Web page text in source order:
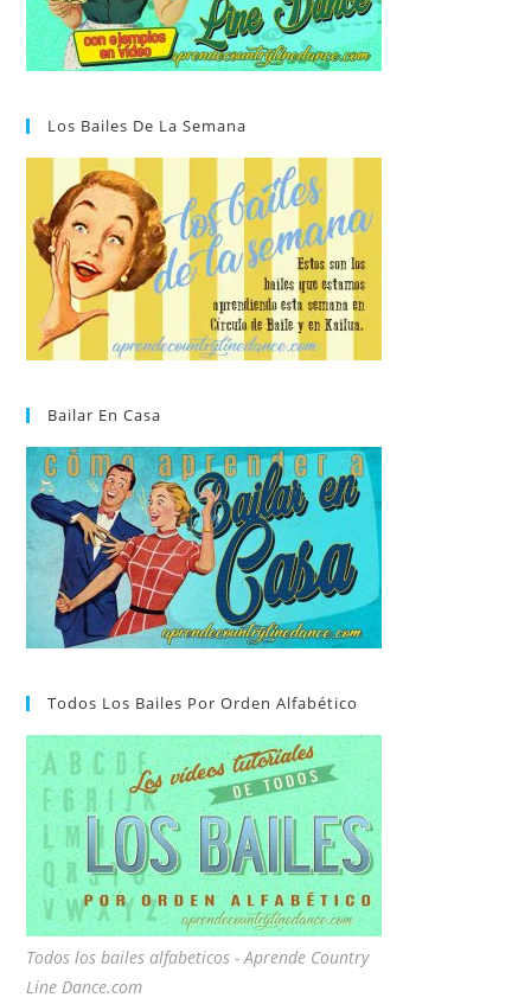
Los Bailes De La Semana
Bailar En Casa
Todos Los Bailes Por Orden Alfabético
Todos los bailes alfabeticos - Aprende Country
Line Dance.com